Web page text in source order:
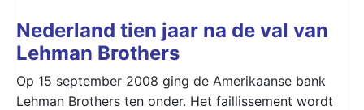
Nederland tien jaar na de val van
Lehman Brothers
Op 15 september 2008 ging de Amerikaanse bank
Lehman Brothers ten onder. Het faillissement wordt